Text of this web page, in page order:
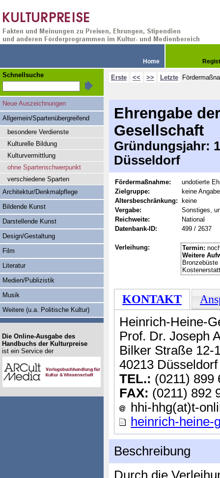
Home
Erste << >> Letzte
Ehrengabe
Gesellschaft
Gründungsjahr:
Düsseldorf
Fördermaßnahme:
undotierte
Zielgruppe:
keine Angabe
Altersbeschränkung:
keine
Vergabe:
Sonstiges,
Reichweite:
National
Datenbank-ID:
499 / 2637
Verleihung: Termin:
Weitere
KONTAKT
Heinrich-Heine-
Prof. Dr. Joseph
Bilker Straße 12-
40213 Düsseldorf
TEL.: (0211) 899
FAX: (0211) 892
hhi-hhg(at)t-
heinrich-heine-
Beschreibung
Durch die
Schnellsuche
Neue Auszeichnungen
Allgemein/Spartenübergreifend
besondere Verdienste
Kulturelle Bildung
Kulturvermittlung
ohne Spartenschwerpunkt
verschiedene Sparten
Architektur/Denkmalpflege
Bildende Kunst
Darstellende Kunst
Design/Gestaltung
Film
Literatur
Medien/Publizistik
Musik
Weitere (u.a. Politische Kultur)
Die Online-Ausgabe des
Handbuchs der Kulturpreise
ist ein Service der